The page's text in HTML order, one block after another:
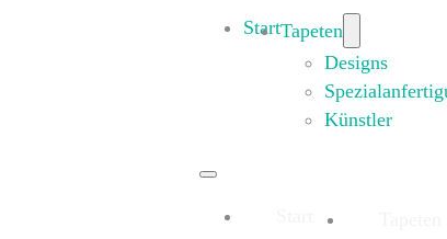
StartTapeten
Designs
Künstler